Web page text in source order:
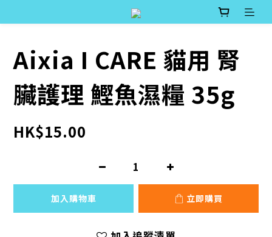
Aixia I CARE 貓用 腎
臟護理 鰹魚濕糧 35g
HK$15.00
加入購物車 立即購買